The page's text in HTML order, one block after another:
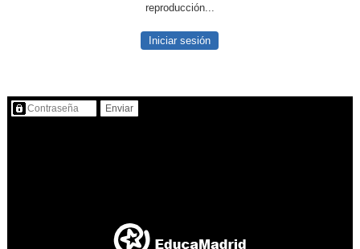
reproducción...
Iniciar sesión
Contenido protegido…